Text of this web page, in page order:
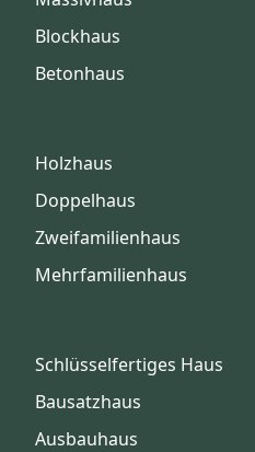
Blockhaus
Betonhaus
Holzhaus
Doppelhaus
Zweifamilienhaus
Mehrfamilienhaus
Schlüsselfertiges Haus
Bausatzhaus
Ausbauhaus